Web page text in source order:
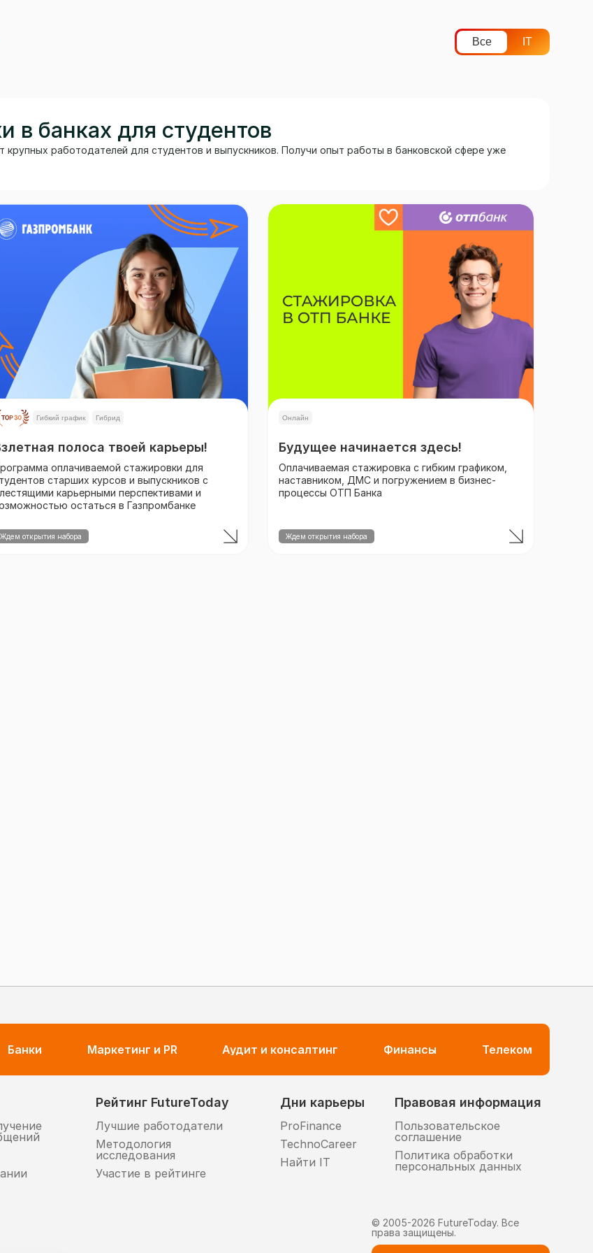
Все IT
в банках для студентов
работодателей для студентов и выпускников. Получи опыт работы в банковской сфере уже
Гибкий график Гибрид
полоса твоей карьеры!
оплачиваемой стажировки для
старших курсов и выпускников с
карьерными перспективами и
остаться в Газпромбанке
Ждем открытия набора
Онлайн
Будущее начинается здесь!
Оплачиваемая стажировка с гибким графиком,
наставником, ДМС и погружением в бизнес-
процессы ОТП Банка
Ждем открытия набора
Банки Маркетинг и PR Аудит и консалтинг Финансы Телеком
Рейтинг FutureToday
Лучшие работодатели
Методология
исследования
Участие в рейтинге
Дни карьеры
ProFinance
TechnoCareer
Найти IT
Правовая информация
Пользовательское
соглашение
Политика обработки
персональных данных
© 2005-2026 FutureToday. Все
права защищены.